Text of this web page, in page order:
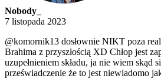
Nobody_
7 listopada 2023
@komornik13 dosłownie NIKT poza
Brahima z przyszłością XD Chłop jest
uzupełnieniem składu, ja nie wiem skąd
przeświadczenie że to jest niewiadomo